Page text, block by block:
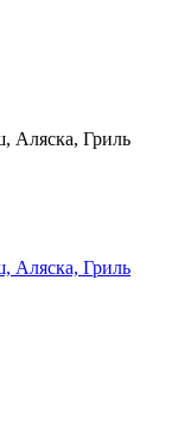
Аляска, Гриль
Аляска, Гриль